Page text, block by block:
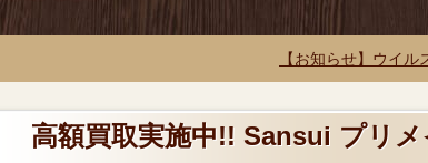
【お知らせ】ウイ
高額買取実施中!! Sansui プリ